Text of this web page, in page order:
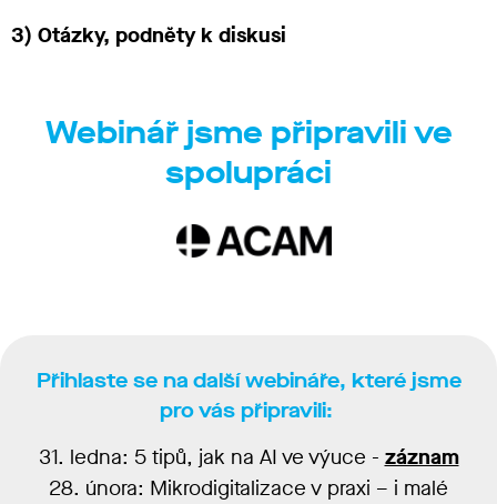
3) Otázky, podněty k diskusi
Webinář jsme připravili ve
spolupráci
Přihlaste se na další webináře, které jsme
pro vás připravili:
31. ledna: 5 tipů, jak na AI ve výuce - záznam
28. února: Mikrodigitalizace v praxi – i malé